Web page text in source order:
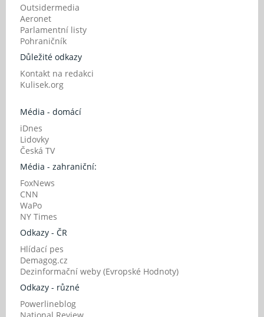
Outsidermedia
Aeronet
Parlamentní listy
Pohraničník
Důležité odkazy
Kontakt na redakci
Kulisek.org
Média - domácí
iDnes
Lidovky
Česká TV
Média - zahraniční:
FoxNews
CNN
WaPo
NY Times
Odkazy - ČR
Hlídací pes
Demagog.cz
Dezinformační weby (Evropské Hodnoty)
Odkazy - různé
Powerlineblog
National Review